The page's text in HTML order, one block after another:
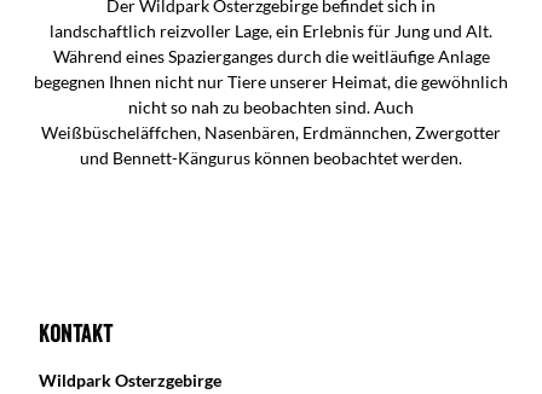
Der Wildpark Osterzgebirge befindet sich in
landschaftlich reizvoller Lage, ein Erlebnis für Jung und Alt.
Während eines Spazierganges durch die weitläufige Anlage
begegnen Ihnen nicht nur Tiere unserer Heimat, die gewöhnlich
nicht so nah zu beobachten sind. Auch
Weißbüscheläffchen, Nasenbären, Erdmännchen, Zwergotter
und Bennett-Kängurus können beobachtet werden.
Kontakt
Wildpark Osterzgebirge